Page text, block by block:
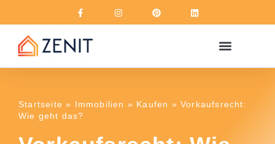
Startseite » Immobilien » Kaufen »Vorkaufsrecht:
Wie geht das?